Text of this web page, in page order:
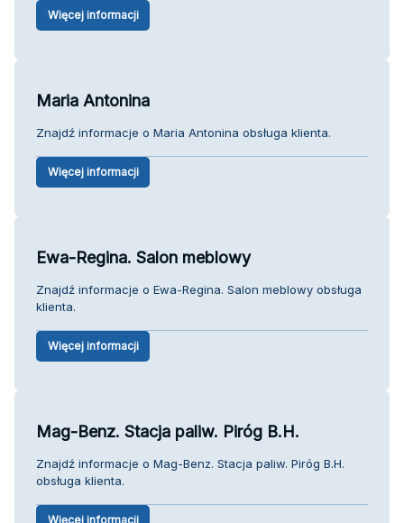
Więcej informacji
Maria Antonina
Znajdź informacje o Maria Antonina obsługa klienta.
Więcej informacji
Ewa-Regina. Salon meblowy
Znajdź informacje o Ewa-Regina. Salon meblowy obsługa
klienta.
Więcej informacji
Mag-Benz. Stacja paliw. Piróg B.H.
Znajdź informacje o Mag-Benz. Stacja paliw. Piróg B.H.
obsługa klienta.
Więcej informacji